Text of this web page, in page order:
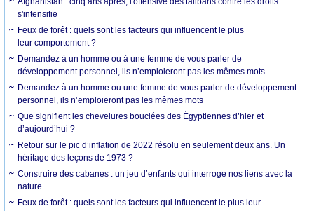
s'intensifie
Feux de forêt : quels sont les facteurs qui influencent le plus
leur comportement ?
Demandez à un homme ou à une femme de vous parler de
développement personnel, ils n’emploieront pas les mêmes mots
Demandez à un homme ou une femme de vous parler de développement
personnel, ils n’emploieront pas les mêmes mots
Que signifient les chevelures bouclées des Égyptiennes d’hier et
d’aujourd’hui ?
Retour sur le pic d’inflation de 2022 résolu en seulement deux ans. Un
héritage des leçons de 1973 ?
Construire des cabanes : un jeu d’enfants qui interroge nos liens avec la
nature
Feux de forêt : quels sont les facteurs qui influencent le plus leur